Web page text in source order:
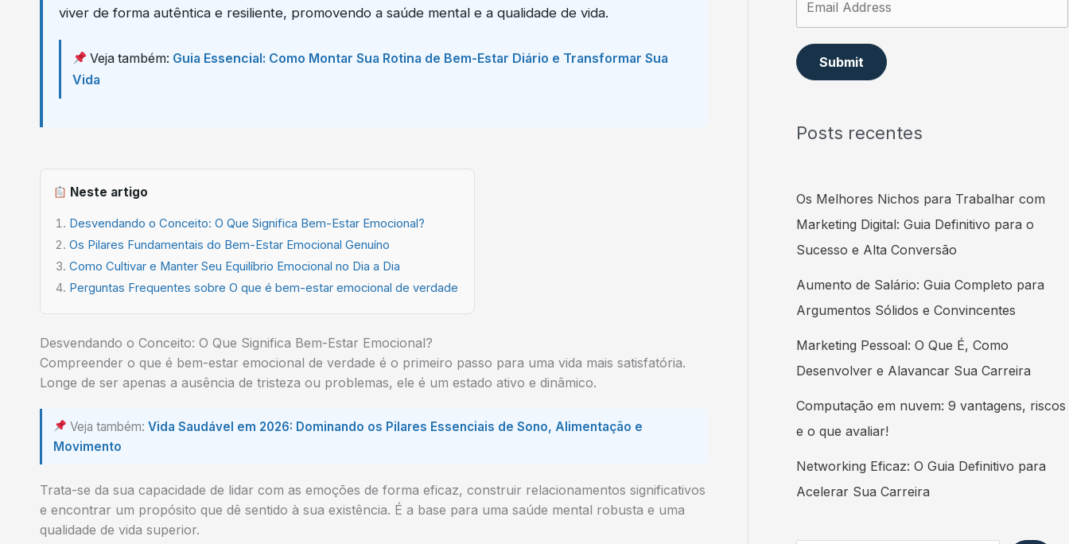
viver de forma autêntica e resiliente, promovendo a saúde mental e a qualidade de vida.
Veja também: Guia Essencial: Como Montar Sua Rotina de Bem-Estar Diário e Transformar Sua
Vida
Neste artigo
Desvendando o Conceito: O Que Significa Bem-Estar Emocional?
Os Pilares Fundamentais do Bem-Estar Emocional Genuíno
Como Cultivar e Manter Seu Equilíbrio Emocional no Dia a Dia
Perguntas Frequentes sobre O que é bem-estar emocional de verdade
Desvendando o Conceito: O Que Significa Bem-Estar Emocional?
Compreender o que é bem-estar emocional de verdade é o primeiro passo para uma vida mais satisfatória.
Longe de ser apenas a ausência de tristeza ou problemas, ele é um estado ativo e dinâmico.
Veja também:Vida Saudável em 2026: Dominando os Pilares Essenciais de Sono, Alimentação e
Movimento
Trata-se da sua capacidade de lidar com as emoções de forma eficaz, construir relacionamentos significativos
e encontrar um propósito que dê sentido à sua existência. É a base para uma saúde mental robusta e uma
qualidade de vida superior.
Submit
Posts recentes
Os Melhores Nichos para Trabalhar com
Marketing Digital: Guia Definitivo para o
Sucesso e Alta Conversão
Aumento de Salário: Guia Completo para
Argumentos Sólidos e Convincentes
Marketing Pessoal: O Que É, Como
Desenvolver e Alavancar Sua Carreira
Computação em nuvem: 9 vantagens, riscos
e o que avaliar!
Networking Eficaz: O Guia Definitivo para
Acelerar Sua Carreira